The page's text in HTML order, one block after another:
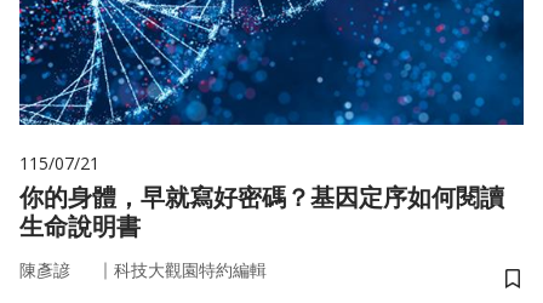
115/07/21
你的身體，早就寫好密碼？基因定序如何閱讀
生命說明書
陳彥諺 ｜ 科技大觀園特約編輯
儲